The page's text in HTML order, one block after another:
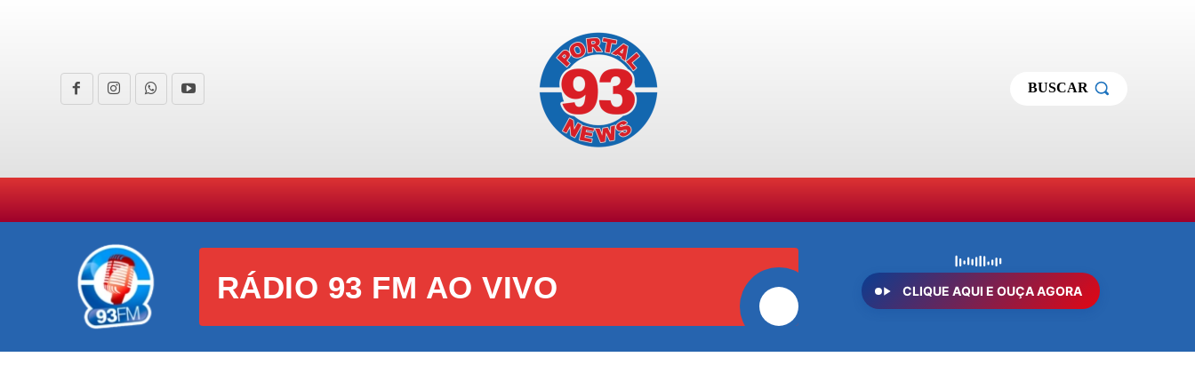
BUSCAR
RÁDIO 93 FM AO VIVO CLIQUE AQUI E OUÇA AGORA